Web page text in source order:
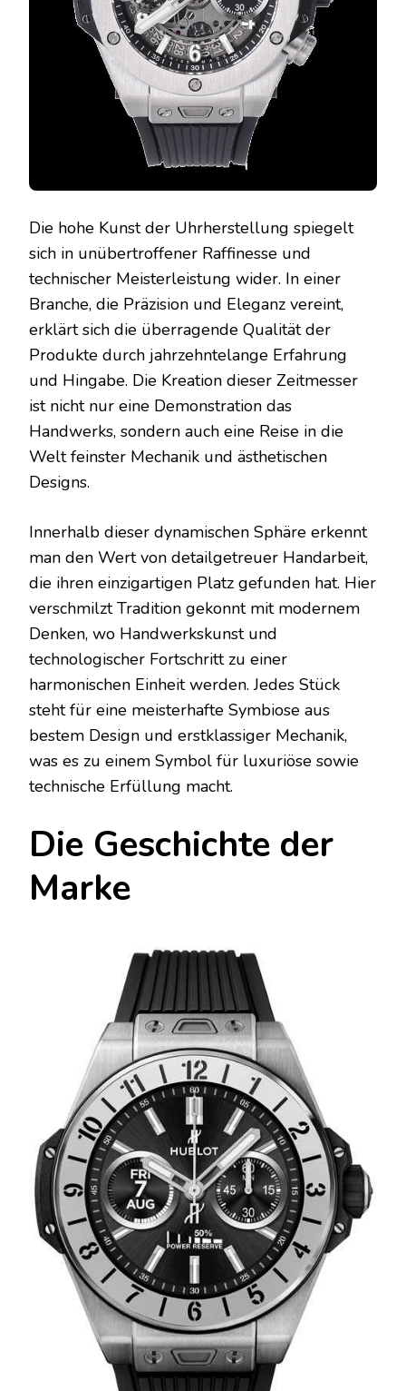
Die hohe Kunst der Uhrherstellung spiegelt
sich in unübertroffener Raffinesse und
technischer Meisterleistung wider. In einer
Branche, die Präzision und Eleganz vereint,
erklärt sich die überragende Qualität der
Produkte durch jahrzehntelange Erfahrung
und Hingabe. Die Kreation dieser Zeitmesser
ist nicht nur eine Demonstration das
Handwerks, sondern auch eine Reise in die
Welt feinster Mechanik und ästhetischen
Designs.
Innerhalb dieser dynamischen Sphäre erkennt
man den Wert von detailgetreuer Handarbeit,
die ihren einzigartigen Platz gefunden hat. Hier
verschmilzt Tradition gekonnt mit modernem
Denken, wo Handwerkskunst und
technologischer Fortschritt zu einer
harmonischen Einheit werden. Jedes Stück
steht für eine meisterhafte Symbiose aus
bestem Design und erstklassiger Mechanik,
was es zu einem Symbol für luxuriöse sowie
technische Erfüllung macht.
Die Geschichte der
Marke